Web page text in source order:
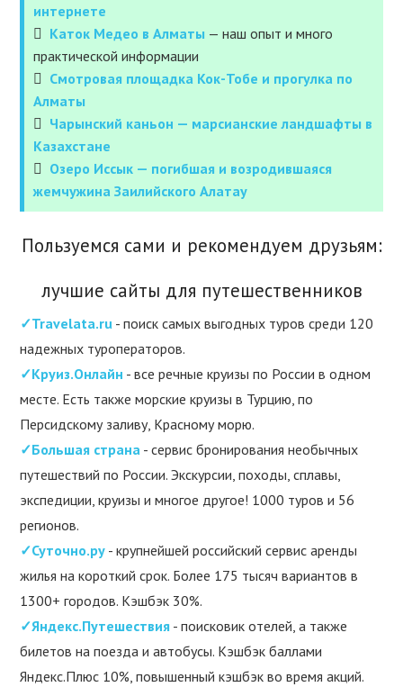
интернете
Каток Медео в Алматы — наш опыт и много
практической информации
Смотровая площадка Кок-Тобе и прогулка по
Алматы
Чарынский каньон — марсианские ландшафты в
Казахстане
Озеро Иссык — погибшая и возродившаяся
жемчужина Заилийского Алатау
Пользуемся сами и рекомендуем друзьям:
лучшие сайты для путешественников
✓Travelata.ru - поиск самых выгодных туров среди 120
надежных туроператоров.
✓Круиз.Онлайн - все речные круизы по России в одном
месте. Есть также морские круизы в Турцию, по
Персидскому заливу, Красному морю.
✓Большая страна - сервис бронирования необычных
путешествий по России. Экскурсии, походы, сплавы,
экспедиции, круизы и многое другое! 1000 туров и 56
регионов.
✓Суточно.ру - крупнейшей российский сервис аренды
жилья на короткий срок. Более 175 тысяч вариантов в
1300+ городов. Кэшбэк 30%.
✓Яндекс.Путешествия - поисковик отелей, а также
билетов на поезда и автобусы. Кэшбэк баллами
Яндекс.Плюс 10%, повышенный кэшбэк во время акций.